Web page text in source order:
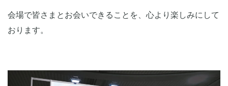
会場で皆さまとお会いできることを、心より楽しみにして
おります。